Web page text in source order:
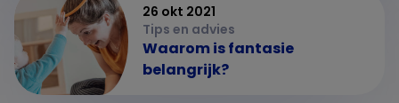
26 okt 2021
Tips en advies
Waarom is fantasie
belangrijk?